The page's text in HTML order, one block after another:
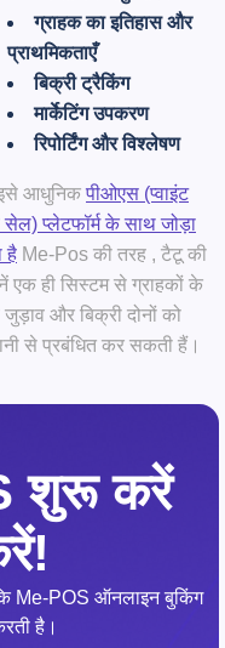
ग्राहक का इतिहास और
प्राथमिकताएँ
बिक्री ट्रैकिंग
मार्केटिंग उपकरण
रिपोर्टिंग और विश्लेषण
आधुनिक पीओएस (प्वाइंट
प्लेटफॉर्म के साथ जोड़ा
है Me-Pos की तरह , टैटू की
एक ही सिस्टम से ग्राहकों के
और बिक्री दोनों को
से प्रबंधित कर सकती हैं।
शुरू करें
Me-POS ऑनलाइन बुकिंग
है।